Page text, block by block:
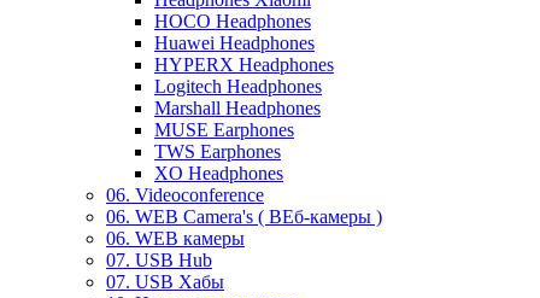
HOCO Headphones
Huawei Headphones
HYPERX Headphones
Logitech Headphones
Marshall Headphones
MUSE Earphones
TWS Earphones
XO Headphones
06. Videoconference
06. WEB Camera's ( ВЕб-камеры )
06. WEB камеры
07. USB Hub
07. USB Хабы